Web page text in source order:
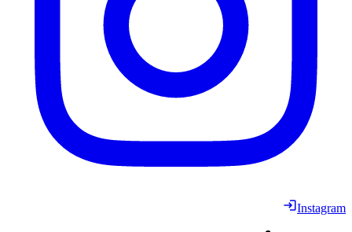
Instagram